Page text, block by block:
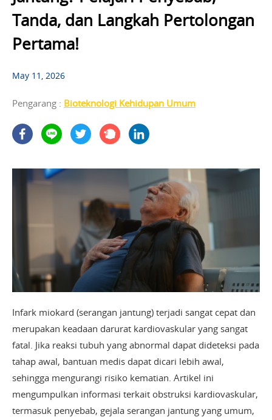
Tanda, dan Langkah Pertolongan
Pertama!
May 11, 2026
Pengarang : Bioteknologi Kehidupan Umum
Infark miokard (serangan jantung) terjadi sangat cepat dan
merupakan keadaan darurat kardiovaskular yang sangat
fatal. Jika reaksi tubuh yang abnormal dapat dideteksi pada
tahap awal, bantuan medis dapat dicari lebih awal,
sehingga mengurangi risiko kematian. Artikel ini
mengumpulkan informasi terkait obstruksi kardiovaskular,
termasuk penyebab, gejala serangan jantung yang umum,